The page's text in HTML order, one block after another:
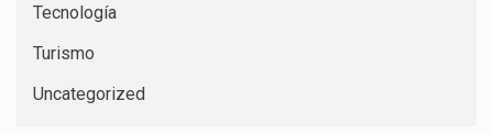
Tecnología
Turismo
Uncategorized